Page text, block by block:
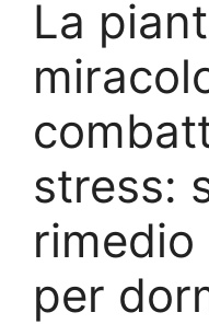
La
stress:
per